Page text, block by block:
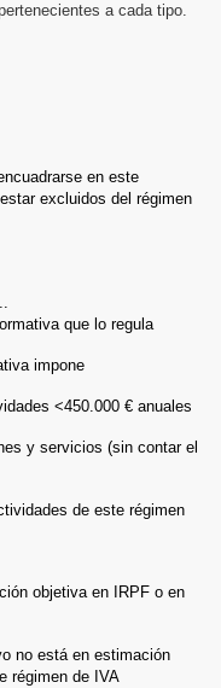
a cada tipo.
en este
excluidos del régimen
que lo regula
impone
<450.000 € anuales
y servicios (sin contar el
de este régimen
objetiva en IRPF o en
no está en estimación
régimen de IVA